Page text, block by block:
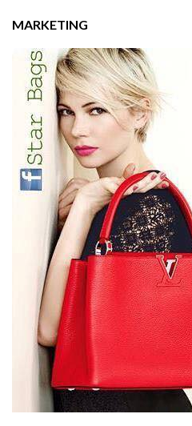
MARKETING